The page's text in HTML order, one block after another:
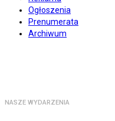
Ogłoszenia
Prenumerata
Archiwum
NASZE WYDARZENIA